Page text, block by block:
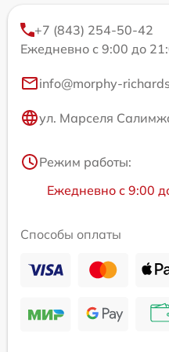
+7 (843) 254-50-42
Ежедневно с 9:00 до
info@morphy-
ул. Марселя
Режим работы:
Ежедневно с 9:00
Способы оплаты